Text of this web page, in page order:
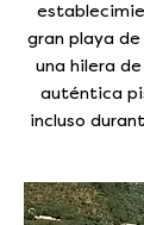
gran playa
una hilera
auténtica
incluso